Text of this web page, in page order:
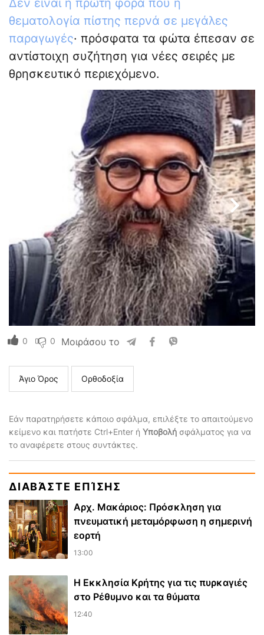
Δεν είναι η πρώτη φορά που η
θεματολογία πίστης περνά σε μεγάλες
παραγωγές· πρόσφατα τα φώτα έπεσαν σε
αντίστοιχη συζήτηση για νέες σειρές με
θρησκευτικό περιεχόμενο.
0 0 Μοιράσου το
Άγιο Όρος Ορθοδοξία
Εάν παρατηρήσετε κάποιο σφάλμα, επιλέξτε το απαιτούμενο
κείμενο και πατήστε Ctrl+Enter ή Υποβολή σφάλματος για να
το αναφέρετε στους συντάκτες.
ΔΙΑΒΆΣΤΕ ΕΠΊΣΗΣ
Αρχ. Μακάριος: Πρόσκληση για
πνευματική μεταμόρφωση η σημερινή
εορτή
13:00
Η Εκκλησία Κρήτης για τις πυρκαγιές
στο Ρέθυμνο και τα θύματα
12:40